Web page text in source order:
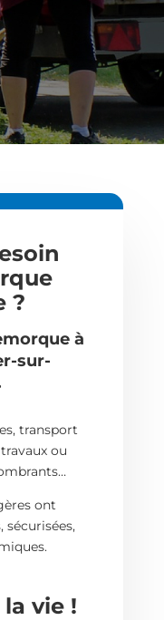
?
à
sur-
transport
ou
ont
sécurisées,
vie !